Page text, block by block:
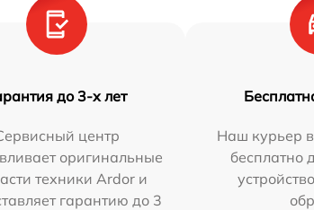
до 3-х лет
центр
оригинальные
техники Ardor и
гарантию до 3
Наш курьер
бесплатно